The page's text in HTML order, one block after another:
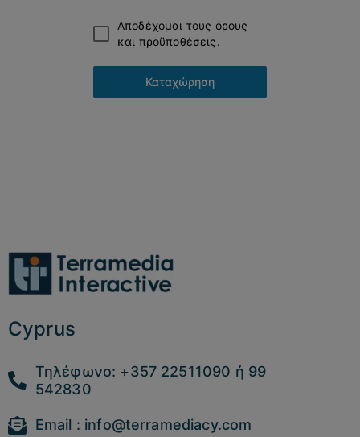
Αποδέχομαι τους όρους
και προϋποθέσεις.
Καταχώρηση
Cyprus
Τηλέφωνο: +357 22511090 ή 99
542830
Email : info@terramediacy.com